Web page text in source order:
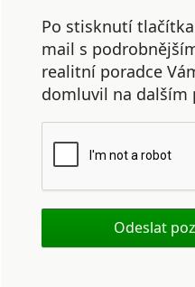
Po stisknutí
mail s
realitní poradce
domluvil na dalším